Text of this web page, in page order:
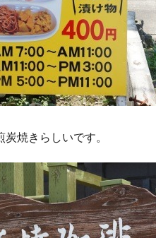
焼きらしいです。